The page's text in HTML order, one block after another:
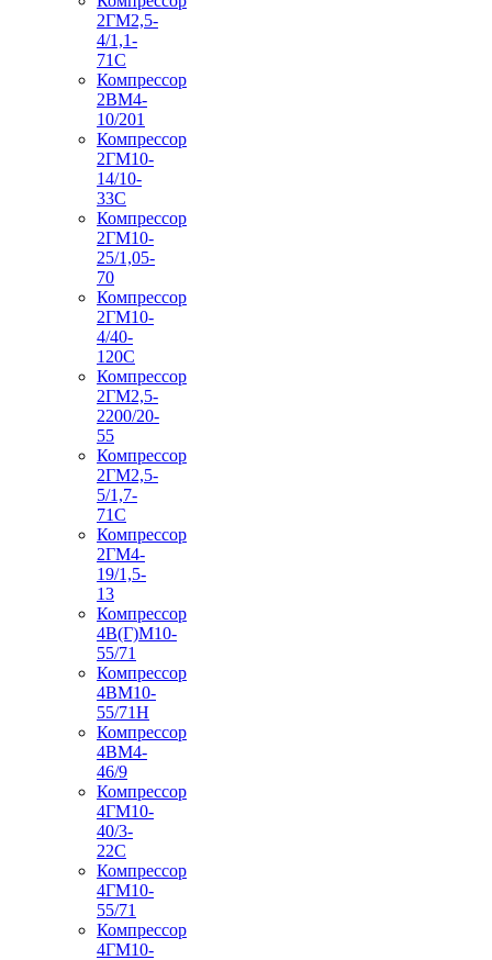
2ГМ2,5-
4/1,1-
71С
Компрессор
2ВМ4-
10/201
Компрессор
2ГМ10-
14/10-
33С
Компрессор
2ГМ10-
25/1,05-
70
Компрессор
2ГМ10-
4/40-
120С
Компрессор
2ГМ2,5-
2200/20-
55
Компрессор
2ГМ2,5-
5/1,7-
71С
Компрессор
2ГМ4-
19/1,5-
13
Компрессор
4В(Г)М10-
55/71
Компрессор
4ВМ10-
55/71Н
Компрессор
4ВМ4-
46/9
Компрессор
4ГМ10-
40/3-
22С
Компрессор
4ГМ10-
55/71
Компрессор
4ГМ10-